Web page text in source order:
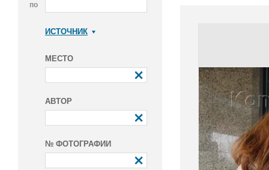
по
ИСТОЧНИК
МЕСТО
АВТОР
№ ФОТОГРАФИИ